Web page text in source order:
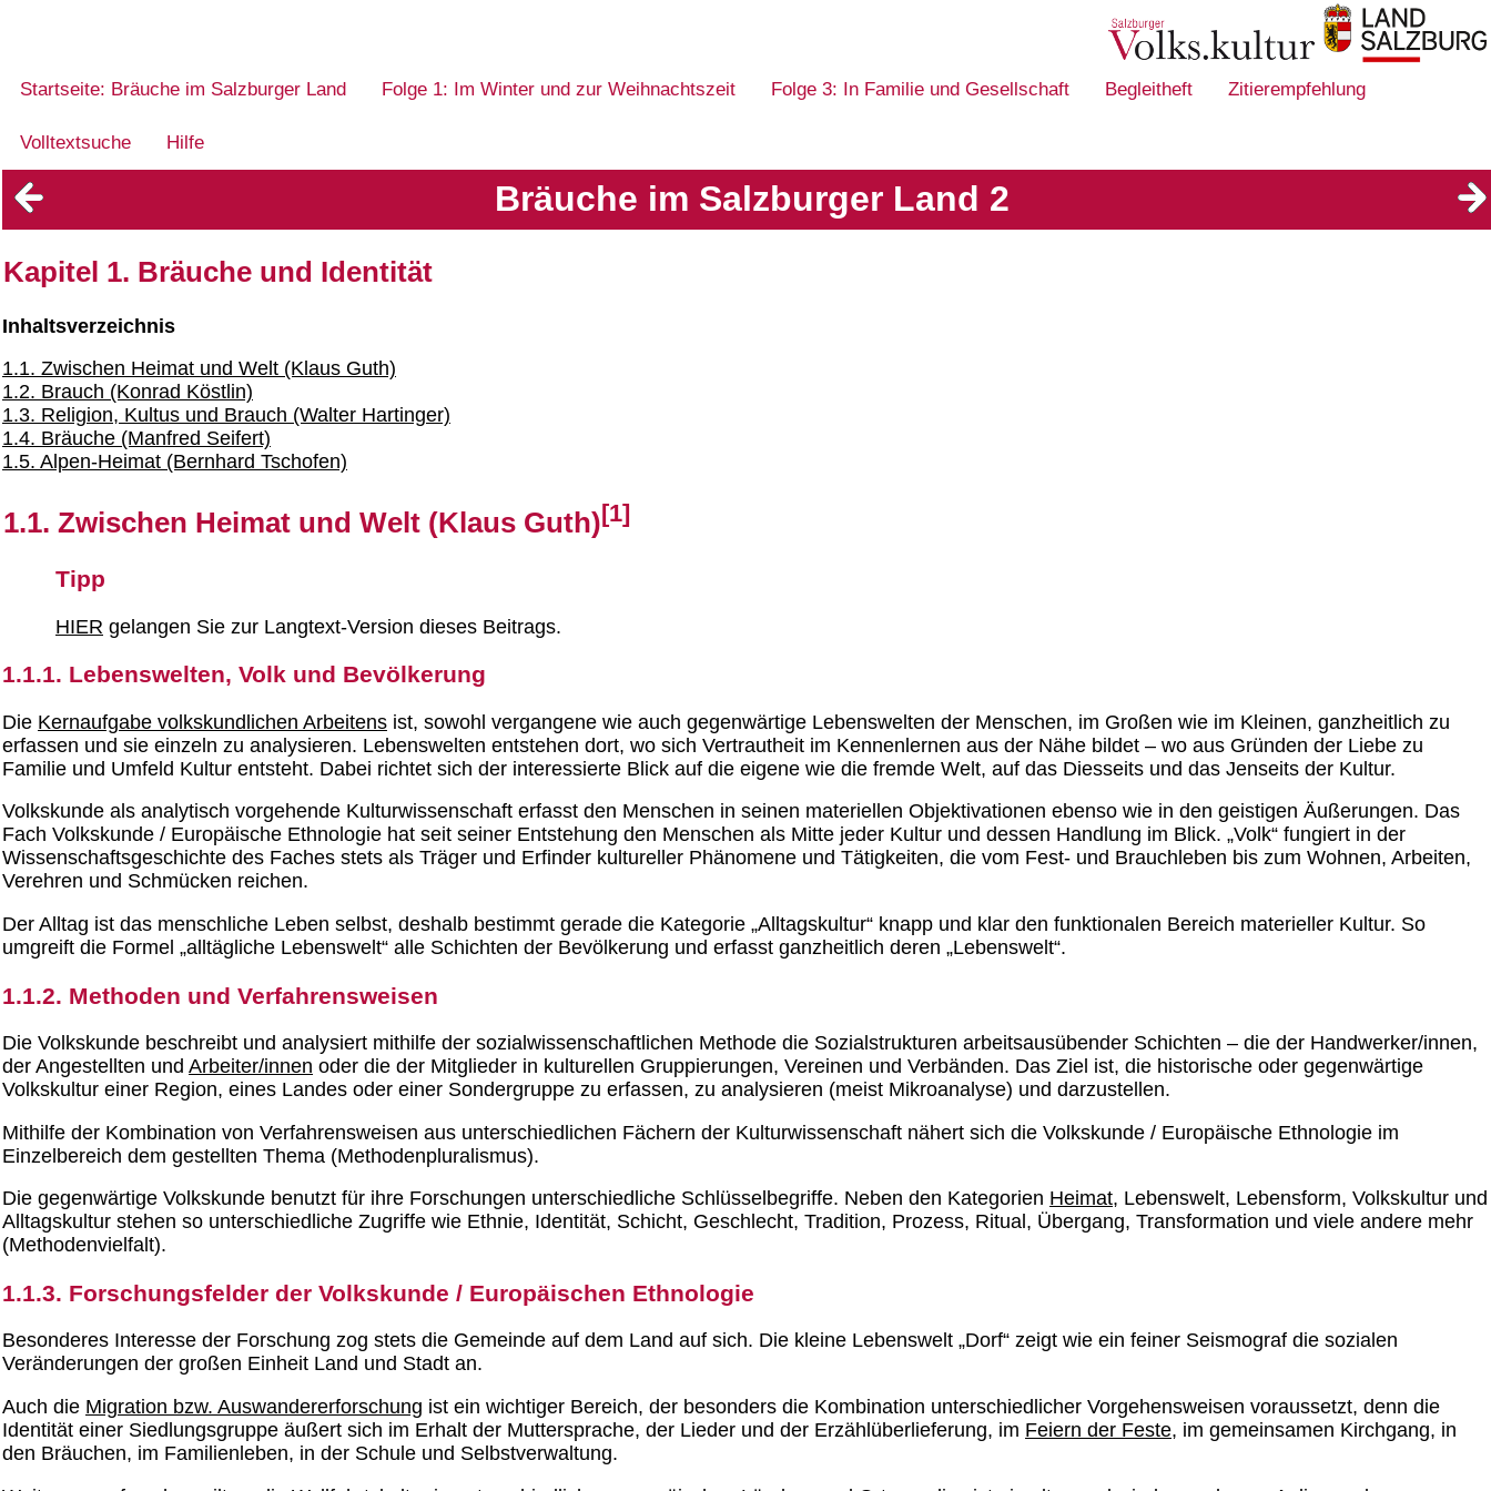
Startseite: Bräuche im Salzburger Land Folge 1: Im Winter und zur Weihnachtszeit Folge 3: In Familie und Gesellschaft Begleitheft Zitierempfehlung
Volltextsuche Hilfe
Bräuche im Salzburger Land 2
Kapitel 1. Bräuche und Identität
Inhaltsverzeichnis
1.1. Zwischen Heimat und Welt (Klaus Guth)
1.2. Brauch (Konrad Köstlin)
1.3. Religion, Kultus und Brauch (Walter Hartinger)
1.4. Bräuche (Manfred Seifert)
1.5. Alpen-Heimat (Bernhard Tschofen)
1.1. Zwischen Heimat und Welt (Klaus Guth) [1]
Tipp
HIER gelangen Sie zur Langtext-Version dieses Beitrags.
1.1.1. Lebenswelten, Volk und Bevölkerung
Die Kernaufgabe volkskundlichen Arbeitens ist, sowohl vergangene wie auch gegenwärtige Lebenswelten der Menschen, im Großen wie im Kleinen, ganzheitlich zu
erfassen und sie einzeln zu analysieren. Lebenswelten entstehen dort, wo sich Vertrautheit im Kennenlernen aus der Nähe bildet – wo aus Gründen der Liebe zu
Familie und Umfeld Kultur entsteht. Dabei richtet sich der interessierte Blick auf die eigene wie die fremde Welt, auf das Diesseits und das Jenseits der Kultur.
Volkskunde als analytisch vorgehende Kulturwissenschaft erfasst den Menschen in seinen materiellen Objektivationen ebenso wie in den geistigen Äußerungen. Das
Fach Volkskunde / Europäische Ethnologie hat seit seiner Entstehung den Menschen als Mitte jeder Kultur und dessen Handlung im Blick. „Volk“ fungiert in der
Wissenschaftsgeschichte des Faches stets als Träger und Erfinder kultureller Phänomene und Tätigkeiten, die vom Fest- und Brauchleben bis zum Wohnen, Arbeiten,
Verehren und Schmücken reichen.
Der Alltag ist das menschliche Leben selbst, deshalb bestimmt gerade die Kategorie „Alltagskultur“ knapp und klar den funktionalen Bereich materieller Kultur. So
umgreift die Formel „alltägliche Lebenswelt“ alle Schichten der Bevölkerung und erfasst ganzheitlich deren „Lebenswelt“.
1.1.2. Methoden und Verfahrensweisen
Die Volkskunde beschreibt und analysiert mithilfe der sozialwissenschaftlichen Methode die Sozialstrukturen arbeitsausübender Schichten – die der Handwerker/innen,
der Angestellten und Arbeiter/innen oder die der Mitglieder in kulturellen Gruppierungen, Vereinen und Verbänden. Das Ziel ist, die historische oder gegenwärtige
Volkskultur einer Region, eines Landes oder einer Sondergruppe zu erfassen, zu analysieren (meist Mikroanalyse) und darzustellen.
Mithilfe der Kombination von Verfahrensweisen aus unterschiedlichen Fächern der Kulturwissenschaft nähert sich die Volkskunde / Europäische Ethnologie im
Einzelbereich dem gestellten Thema (Methodenpluralismus).
Die gegenwärtige Volkskunde benutzt für ihre Forschungen unterschiedliche Schlüsselbegriffe. Neben den Kategorien Heimat, Lebenswelt, Lebensform, Volkskultur und
Alltagskultur stehen so unterschiedliche Zugriffe wie Ethnie, Identität, Schicht, Geschlecht, Tradition, Prozess, Ritual, Übergang, Transformation und viele andere mehr
(Methodenvielfalt).
1.1.3. Forschungsfelder der Volkskunde / Europäischen Ethnologie
Besonderes Interesse der Forschung zog stets die Gemeinde auf dem Land auf sich. Die kleine Lebenswelt „Dorf“ zeigt wie ein feiner Seismograf die sozialen
Veränderungen der großen Einheit Land und Stadt an.
Auch die Migration bzw. Auswandererforschung ist ein wichtiger Bereich, der besonders die Kombination unterschiedlicher Vorgehensweisen voraussetzt, denn die
Identität einer Siedlungsgruppe äußert sich im Erhalt der Muttersprache, der Lieder und der Erzählüberlieferung, im Feiern der Feste, im gemeinsamen Kirchgang, in
den Bräuchen, im Familienleben, in der Schule und Selbstverwaltung.